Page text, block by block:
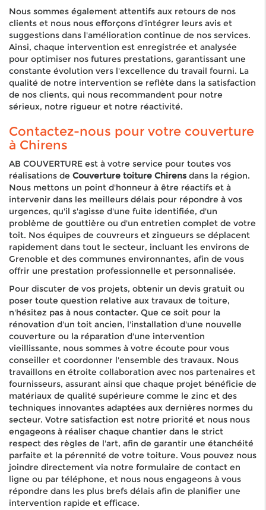
Nous sommes également attentifs aux retours de nos
clients et nous nous efforçons d'intégrer leurs avis et
suggestions dans l'amélioration continue de nos services.
Ainsi, chaque intervention est enregistrée et analysée
pour optimiser nos futures prestations, garantissant une
constante évolution vers l'excellence du travail fourni. La
qualité de notre intervention se reflète dans la satisfaction
de nos clients, qui nous recommandent pour notre
sérieux, notre rigueur et notre réactivité.
Contactez-nous pour votre couverture
à Chirens
AB COUVERTURE est à votre service pour toutes vos
réalisations de Couverture toiture Chirens dans la région.
Nous mettons un point d'honneur à être réactifs et à
intervenir dans les meilleurs délais pour répondre à vos
urgences, qu'il s'agisse d'une fuite identifiée, d'un
problème de gouttière ou d'un entretien complet de votre
toit. Nos équipes de couvreurs et zingueurs se déplacent
rapidement dans tout le secteur, incluant les environs de
Grenoble et des communes environnantes, afin de vous
offrir une prestation professionnelle et personnalisée.
Pour discuter de vos projets, obtenir un devis gratuit ou
poser toute question relative aux travaux de toiture,
n'hésitez pas à nous contacter. Que ce soit pour la
rénovation d'un toit ancien, l'installation d'une nouvelle
couverture ou la réparation d'une intervention
vieillissante, nous sommes à votre écoute pour vous
conseiller et coordonner l'ensemble des travaux. Nous
travaillons en étroite collaboration avec nos partenaires et
fournisseurs, assurant ainsi que chaque projet bénéficie de
matériaux de qualité supérieure comme le zinc et des
techniques innovantes adaptées aux dernières normes du
secteur. Votre satisfaction est notre priorité et nous nous
engageons à réaliser chaque chantier dans le strict
respect des règles de l'art, afin de garantir une étanchéité
parfaite et la pérennité de votre toiture. Vous pouvez nous
joindre directement via notre formulaire de contact en
ligne ou par téléphone, et nous nous engageons à vous
répondre dans les plus brefs délais afin de planifier une
intervention rapide et efficace.